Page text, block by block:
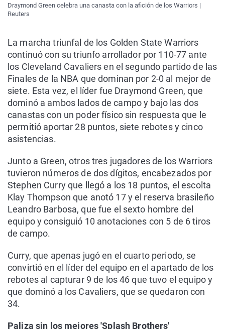
Draymond Green celebra una canasta con la afición de los Warriors |
Reuters
La marcha triunfal de los Golden State Warriors
continuó con su triunfo arrollador por 110-77 ante
los Cleveland Cavaliers en el segundo partido de las
Finales de la NBA que dominan por 2-0 al mejor de
siete. Esta vez, el líder fue Draymond Green, que
dominó a ambos lados de campo y bajo las dos
canastas con un poder físico sin respuesta que le
permitió aportar 28 puntos, siete rebotes y cinco
asistencias.
Junto a Green, otros tres jugadores de los Warriors
tuvieron números de dos dígitos, encabezados por
Stephen Curry que llegó a los 18 puntos, el escolta
Klay Thompson que anotó 17 y el reserva brasileño
Leandro Barbosa, que fue el sexto hombre del
equipo y consiguió 10 anotaciones con 5 de 6 tiros
de campo.
Curry, que apenas jugó en el cuarto periodo, se
convirtió en el líder del equipo en el apartado de los
rebotes al capturar 9 de los 46 que tuvo el equipo y
que dominó a los Cavaliers, que se quedaron con
34.
Paliza sin los mejores 'Splash Brothers'